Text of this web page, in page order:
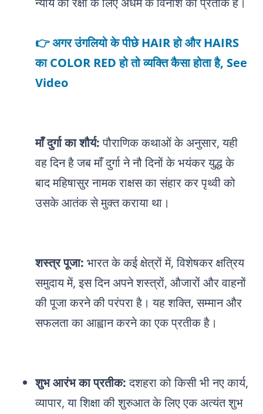
👉 अगर उंगलियो के पीछे HAIR हो और HAIRS
का COLOR RED हो तो व्यक्ति कैसा होता है, See
Video
माँ दुर्गा का शौर्य:पौराणिक कथाओं के अनुसार, यही
वह दिन है जब माँ दुर्गा ने नौ दिनों के भयंकर युद्ध के
बाद महिषासुर नामक राक्षस का संहार कर पृथ्वी को
उसके आतंक से मुक्त कराया था।
शस्त्र पूजा: भारत के कई क्षेत्रों में, विशेषकर क्षत्रिय
समुदाय में, इस दिन अपने शस्त्रों, औजारों और वाहनों
की पूजा करने की परंपरा है। यह शक्ति, सम्मान और
सफलता का आह्वान करने का एक प्रतीक है।
शुभ आरंभ का प्रतीक:दशहरा को किसी भी नए कार्य,
व्यापार, या शिक्षा की शुरुआत के लिए एक अत्यंत शुभ